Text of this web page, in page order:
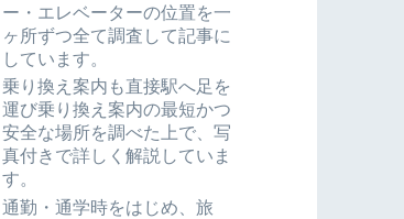
ー・エレベーターの位置を一
ヶ所ずつ全て調査して記事に
しています。
乗り換え案内も直接駅へ足を
運び乗り換え案内の最短かつ
安全な場所を調べた上で、写
真付きで詳しく解説していま
す。
通勤・通学時をはじめ、旅